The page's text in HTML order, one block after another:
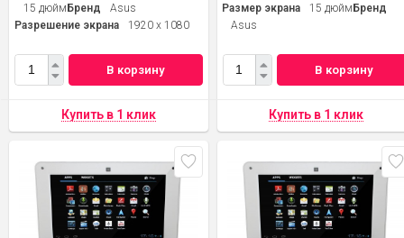
15 дюйм Бренд
Asus
Разрешение экрана
1920 x 1080
В корзину
Размер экрана
15 дюйм Бренд
Asus
В корзину